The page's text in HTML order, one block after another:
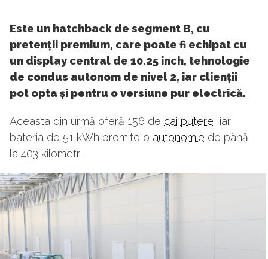
Este un hatchback de segment B, cu
pretenții premium, care poate fi echipat cu
un display central de 10.25 inch, tehnologie
de condus autonom de nivel 2, iar clienții
pot opta și pentru o versiune pur electrică.
Aceasta din urmă oferă 156 de cai putere, iar
bateria de 51 kWh promite o autonomie de până
la 403 kilometri.